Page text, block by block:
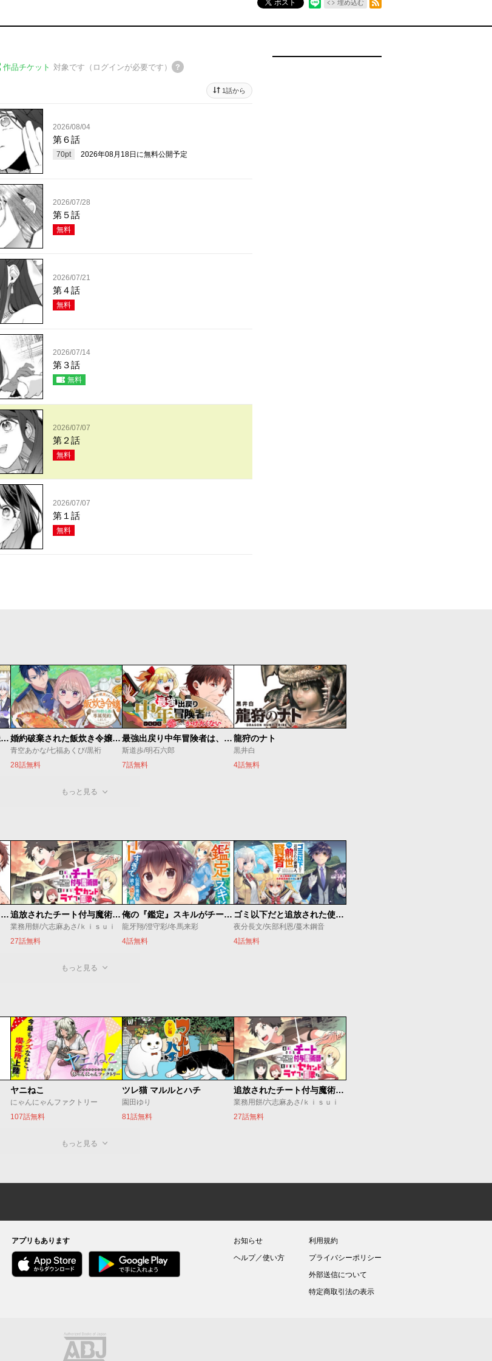
ポスト 埋め込む
作品チケット 対象です（ログインが必要です）
1話から
2026/08/04
第６話
70pt 2026年08月18日 に無料公開予定
2026/07/28
第５話
無料
2026/07/21
第４話
無料
2026/07/14
第３話
無料
2026/07/07
第２話
無料
2026/07/07
第１話
無料
聖女様をお探しでしたら妹で間違いありません。さあどうぞお連れください、今すぐ。 婚約破棄された飯炊き令嬢の私は冷酷公爵と専属契約しました～ですが胃袋を掴んだ結果、冷たかった公爵様がどんどん優しくなっています～
青空あかな/七福あくび/黒裄
28話無料
最強出戻り中年冒険者は、今さら命なんてかけたくない
斯道歩/明石六郎
7話無料
龍狩のナト
黒井白
4話無料
もっと見る
最強出戻り中年冒険者は、今さら命なんてかけたくない 追放されたチート付与魔術師は気ままなセカンドライフを謳歌する。 ～俺は武器だけじゃなく、あらゆるものに『強化ポイント』を付与できるし、俺の意思でいつでも効果を解除できるけど、残った人たち大丈夫？～
業務用餅/六志麻あさ/ｋｉｓｕｉ
27話無料
俺の『鑑定』スキルがチートすぎて
龍牙翔/澄守彩/冬馬来彩
4話無料
ゴミ以下だと追放された使用人、実は前世賢者です ～史上最強の賢者、世界最高峰の学園に通う～
夜分長文/矢部利恩/蔓木鋼音
4話無料
もっと見る
ヤニねこ
にゃんにゃんファクトリー
107話無料
ツレ猫 マルルとハチ
園田ゆり
81話無料
追放されたチート付与魔術師は気ままなセカンドライフを謳歌する。 ～俺は武器だけじゃなく、あらゆるものに『強化ポイント』を付与できるし、俺の意思でいつでも効果を解除できるけど、残った人たち大丈夫？～
業務用餅/六志麻あさ/ｋｉｓｕｉ
27話無料
もっと見る
アプリもあります
お知らせ
ヘルプ／使い方
利用規約
プライバシーポリシー
外部送信について
特定商取引法の表示